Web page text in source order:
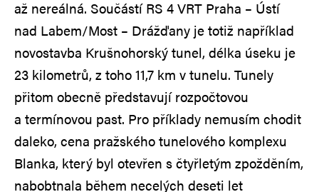
až nereálná. Součástí RS 4 VRT Praha – Ústí
nad Labem/Most – Drážďany je totiž například
novostavba Krušnohorský tunel, délka úseku je
23 kilometrů, z toho 11,7 km v tunelu. Tunely
přitom obecně představují rozpočtovou
a termínovou past. Pro příklady nemusím chodit
daleko, cena pražského tunelového komplexu
Blanka, který byl otevřen s čtyřletým zpožděním,
nabobtnala během necelých deseti let